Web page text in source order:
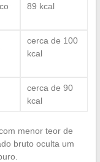
89 kcal
cerca de 100
kcal
cerca de 90
kcal
menor teor de
bruto oculta um